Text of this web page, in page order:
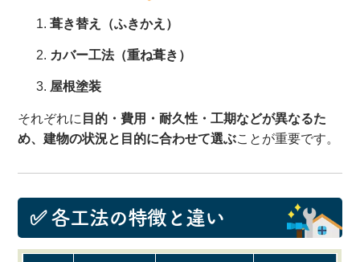
葺き替え（ふきかえ）
カバー工法（重ね葺き）
屋根塗装
それぞれに 目的・費用・耐久性・工期などが異なるた
め、建物の状況と目的に合わせて選ぶことが重要です。
✅ 各工法の特徴と違い